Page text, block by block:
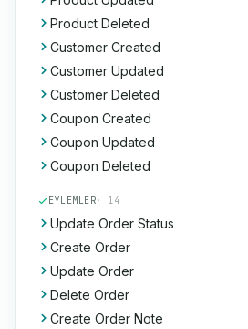
Product Deleted
Customer Created
Customer Updated
Customer Deleted
Coupon Created
Coupon Updated
Coupon Deleted
EYLEMLER· 14
Update Order Status
Create Order
Update Order
Delete Order
Create Order Note